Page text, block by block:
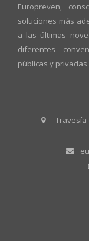
Europreven,
soluciones más
a las últimas
diferentes
públicas y
Travesía